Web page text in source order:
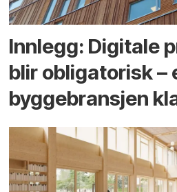
Innlegg: Digitale
blir obligatorisk –
byggebransjen